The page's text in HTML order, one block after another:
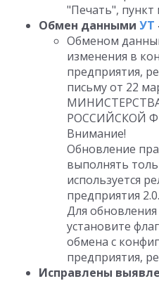
"Печать",
Обмен данными УТ
Обменом
изменения в
предприятия,
письму от 22
РОССИЙСКОЙ
Внимание!
Обновление
выполнять
используется
предприятия
Для
установите
обмена с
предприятия,
Исправлены